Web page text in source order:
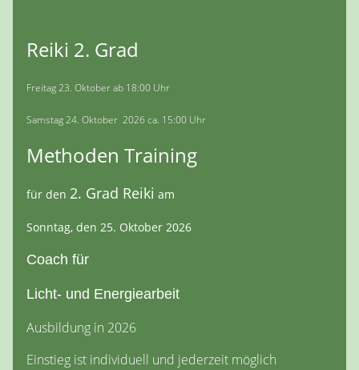
Reiki 2. Grad
Freitag 23. Oktober ab 18:00 Uhr
Samstag 24. Oktober 2026 ca. 15:00 Uhr
Methoden Training
für den 2. Grad Reiki am
Sonntag, den 25. Oktober 2026
Coach für
Licht- und Energiearbeit
Ausbildung in 2026
Einstieg ist individuell und jederzeit möglich